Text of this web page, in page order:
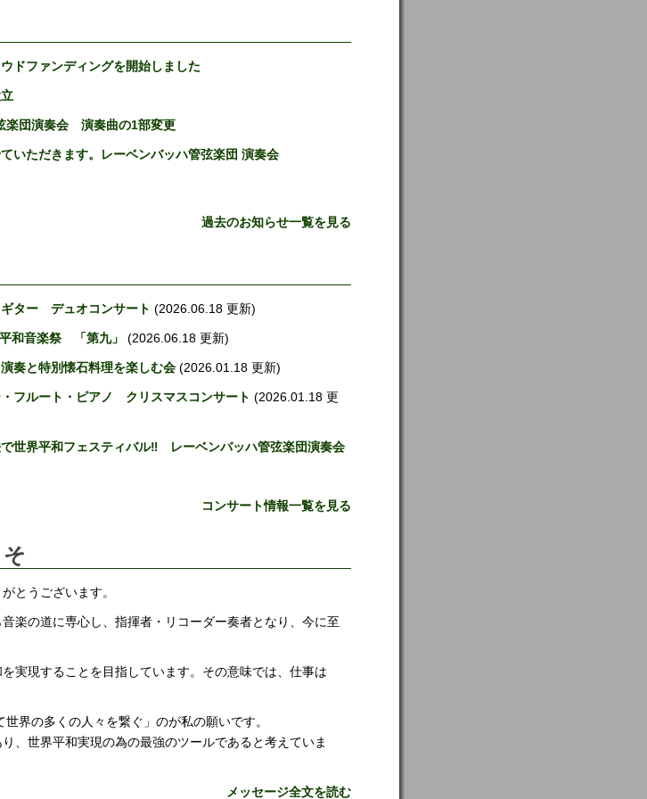
ドファンディングを開始しました
楽団演奏会 演奏曲の1部変更
いただきます。レーベンバッハ管弦楽団 演奏会
過去のお知らせ一覧を見る
ター デュオコンサート (2026.06.18 更新)
和音楽祭 「第九」 (2026.06.18 更新)
と特別懐石料理を楽しむ会 (2026.01.18 更新)
フルート・ピアノ クリスマスコンサート (2026.01.18 更
世界平和フェスティバル‼ レーベンバッハ管弦楽団演奏会
コンサート情報一覧を見る
とうございます。
楽の道に専心し、指揮者・リコーダー奏者となり、今に至
実現することを目指しています。その意味では、仕事は
界の多くの人々を繋ぐ」のが私の願いです。
、世界平和実現の為の最強のツールであると考えていま
メッセージ全文を読む